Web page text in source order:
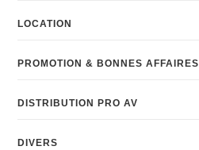
LOCATION
PROMOTION & BONNES AFFAIRES
DISTRIBUTION PRO AV
DIVERS